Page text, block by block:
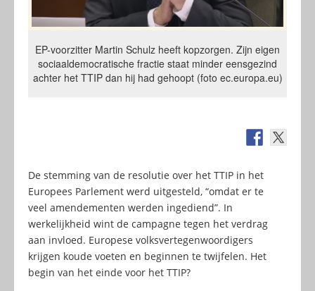
EP-voorzitter Martin Schulz heeft kopzorgen. Zijn eigen
sociaaldemocratische fractie staat minder eensgezind
achter het TTIP dan hij had gehoopt (foto ec.europa.eu)
De stemming van de resolutie over het TTIP in het
Europees Parlement werd uitgesteld, “omdat er te
veel amendementen werden ingediend”. In
werkelijkheid wint de campagne tegen het verdrag
aan invloed. Europese volksvertegenwoordigers
krijgen koude voeten en beginnen te twijfelen. Het
begin van het einde voor het TTIP?